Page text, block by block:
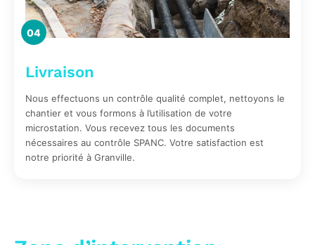
04
Livraison
Nous effectuons un contrôle qualité complet, nettoyons le
chantier et vous formons à l’utilisation de votre
microstation. Vous recevez tous les documents
nécessaires au contrôle SPANC. Votre satisfaction est
notre priorité à Granville.